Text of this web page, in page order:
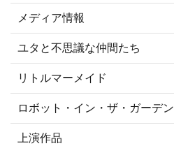
メディア情報
ユタと不思議な仲間たち
リトルマーメイド
ロボット・イン・ザ・ガーデン
上演作品